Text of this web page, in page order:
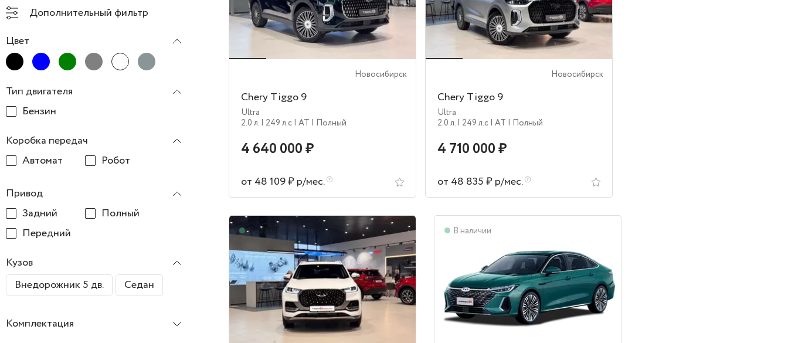
Дополнительный фильтр
Цвет
Тип двигателя
Бензин
Коробка передач
Автомат
Робот
Привод
Задний
Полный
Передний
Кузов
Внедорожник 5 дв.
Седан
Комплектация
Новосибирск
Chery Tiggo 9
Ultra
2.0 л. | 249 л.c | AT | Полный
4 640 000 ₽
от 48 109 ₽ р/мес.
Новосибирск
Chery Tiggo 9
Ultra
2.0 л. | 249 л.c | AT | Полный
4 710 000 ₽
от 48 835 ₽ р/мес.
В наличии В наличии